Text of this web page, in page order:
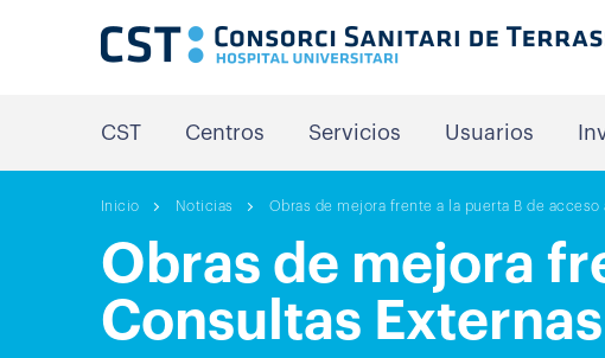
CST Centros Servicios Usuarios
Inicio Noticias Obras de mejora frente a la puerta B de
Obras de mejora
Consultas